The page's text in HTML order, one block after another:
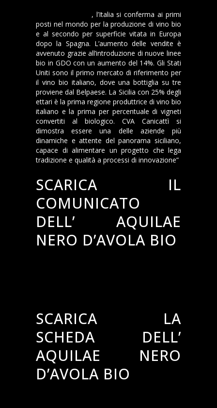
, l’Italia si conferma ai primi
posti nel mondo per la produzione di vino bio
e al secondo per superficie vitata in Europa
dopo la Spagna. L’aumento delle vendite è
avvenuto grazie all’introduzione di nuove linee
bio in GDO con un aumento del 14%. Gli Stati
Uniti sono il primo mercato di riferimento per
il vino bio italiano, dove una bottiglia su tre
proviene dal Belpaese. La Sicilia con 25% degli
ettari è la prima regione produttrice di vino bio
italiano e la prima per percentuale di vigneti
convertiti al biologico. CVA Canicattì si
dimostra essere una delle aziende più
dinamiche e attente del panorama siciliano,
capace di alimentare un progetto che lega
tradizione e qualità a processi di innovazione”
SCARICA IL
COMUNICATO
DELL’ AQUILAE
NERO D’AVOLA BIO
SCARICA LA
SCHEDA DELL’
AQUILAE NERO
D’AVOLA BIO